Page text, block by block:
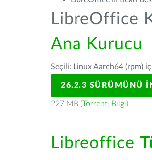
LibreOffice
Ana Kurucu
Seçili: Linux Aarch64 (rpm)
26.2.3 SÜRÜMÜNÜ
227 MB (Torrent, Bilgi)
Libreoffice